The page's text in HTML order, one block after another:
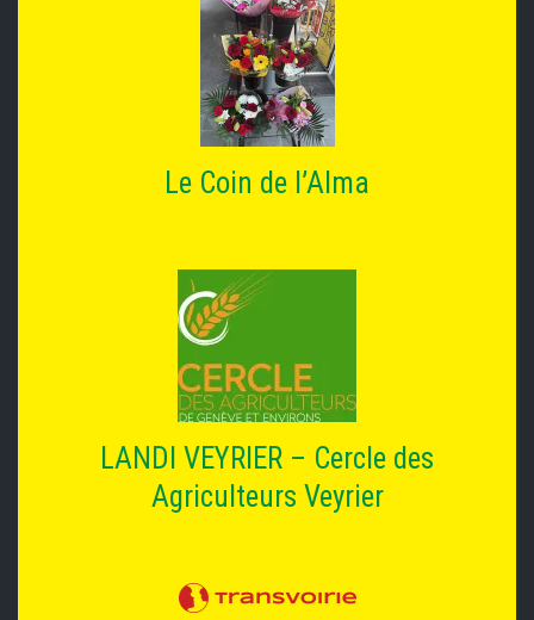
Le Coin de l’Alma
LANDI VEYRIER – Cercle des
Agriculteurs Veyrier